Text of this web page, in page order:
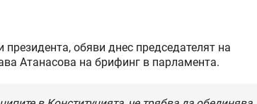
обяви днес председателят на
Атанасова на брифинг в парламента.